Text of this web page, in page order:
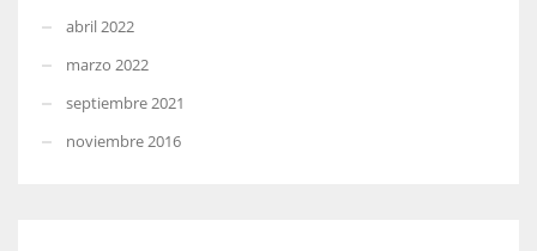
abril 2022
marzo 2022
septiembre 2021
noviembre 2016